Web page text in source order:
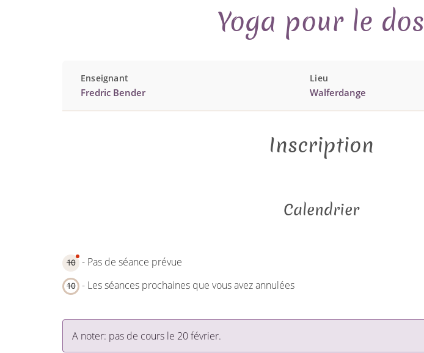
Yoga pour le dos
Enseignant
Fredric Bender
Lieu
Walferdange
Inscription
Calendrier
10 - Pas de séance prévue
10 - Les séances prochaines que vous avez annulées
A noter: pas de cours le 20 février.